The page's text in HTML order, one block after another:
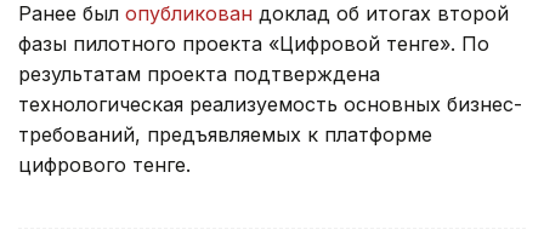
Ранее был опубликован доклад об итогах второй
фазы пилотного проекта «Цифровой тенге». По
результатам проекта подтверждена
технологическая реализуемость основных бизнес-
требований, предъявляемых к платформе
цифрового тенге.